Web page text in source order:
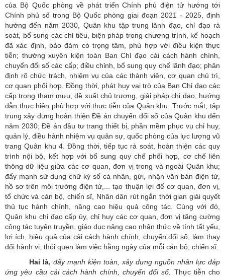
của Bộ Quốc phòng về phát triển Chính phủ điện tử hướng tới
Chính phủ số trong Bộ Quốc phòng giai đoạn 2021 - 2025, định
hướng đến năm 2030, Quân khu tập trung lãnh đạo, chỉ đạo rà
soát, bổ sung các chỉ tiêu, biện pháp trong chương trình, kế hoạch
đã xác định, bảo đảm có trọng tâm, phù hợp với điều kiện thực
tiễn; thường xuyên kiện toàn Ban Chỉ đạo cải cách hành chính,
chuyển đổi số các cấp; điều chỉnh, bổ sung quy chế lãnh đạo; phân
định rõ chức trách, nhiệm vụ của các thành viên, cơ quan chủ trì,
cơ quan phối hợp. Đồng thời, phát huy vai trò của Ban Chỉ đạo các
cấp trong tham mưu, đề xuất chủ trương, giải pháp chỉ đạo, hướng
dẫn thực hiện phù hợp với thực tiễn của Quân khu. Trước mắt, tập
trung xây dựng hoàn thiện Đề án chuyển đổi số của Quân khu đến
năm 2030; Đề án đầu tư trang thiết bị, phần mềm phục vụ chỉ huy,
quản lý, điều hành nhiệm vụ quân sự, quốc phòng của lực lượng vũ
trang Quân khu 4. Đồng thời, tiếp tục rà soát, hoàn thiện các quy
trình nội bộ, kết hợp với bổ sung quy chế phối hợp, cơ chế liên
thông dữ liệu giữa các cơ quan, đơn vị trong và ngoài Quân khu;
đẩy mạnh sử dụng chữ ký số cá nhân, gửi, nhận văn bản điện tử,
hồ sơ trên môi trường điện tử,... tạo thuận lợi để cơ quan, đơn vị,
tổ chức và cán bộ, chiến sĩ, Nhân dân rút ngắn thời gian giải quyết
thủ tục hành chính, nâng cao hiệu quả công tác. Cùng với đó,
Quân khu chỉ đạo cấp ủy, chỉ huy các cơ quan, đơn vị tăng cường
công tác tuyên truyền, giáo dục nâng cao nhận thức về tính tất yếu,
lợi ích, hiệu quả của cải cách hành chính, chuyển đổi số; làm thay
đổi hành vi, thói quen làm việc hằng ngày của mỗi cán bộ, chiến sĩ.
Hai là, đẩy mạnh kiện toàn, xây dựng nguồn nhân lực đáp
ứng yêu cầu cải cách hành chính, chuyển đổi số. Thực tiễn cho